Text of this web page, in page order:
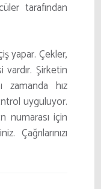
tarafından
yapar. Çekler,
vardır. Şirketin
zamanda hız
uyguluyor.
numarası için
Çağrılarınızı